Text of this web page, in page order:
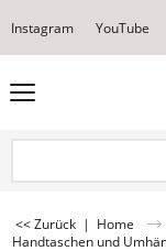
Instagram YouTube
<< Zurück | Home
Handtaschen und